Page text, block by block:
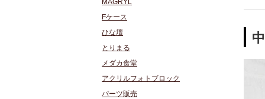
MAGRYL
Fケース
ひな壇
とりまる
メダカ食堂
アクリルフォトブロック
パーツ販売